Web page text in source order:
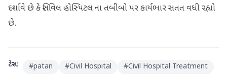
દર્શાવે છે કે સિવિલ હોસ્પિટલ ના તબીબો પર કાર્યભાર સતત વધી રહ્યો
છે.
ટેગ્સ: #patan #Civil Hospital #Civil Hospital Treatment